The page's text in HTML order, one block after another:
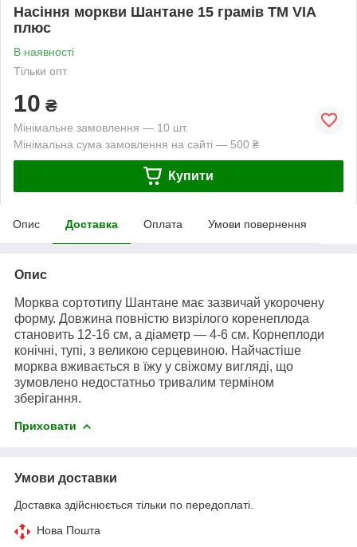
Насіння моркви Шантане 15 грамів ТМ VIA
плюс
В наявності
Тільки опт
10 ₴
Мінімальне замовлення — 10 шт.
Мінімальна сума замовлення на сайті — 500 ₴
Купити
Опис Доставка Оплата Умови повернення
Опис
Морква сортотипу Шантане має зазвичай укорочену
форму. Довжина повністю визрілого коренеплода
становить 12-16 см, а діаметр — 4-6 см. Корнеплоди
конічні, тупі, з великою серцевиною. Найчастіше
морква вживається в їжу у свіжому вигляді, що
зумовлено недостатньо тривалим терміном
зберігання.
Приховати
Умови доставки
Доставка здійснюється тільки по передоплаті.
Нова Пошта